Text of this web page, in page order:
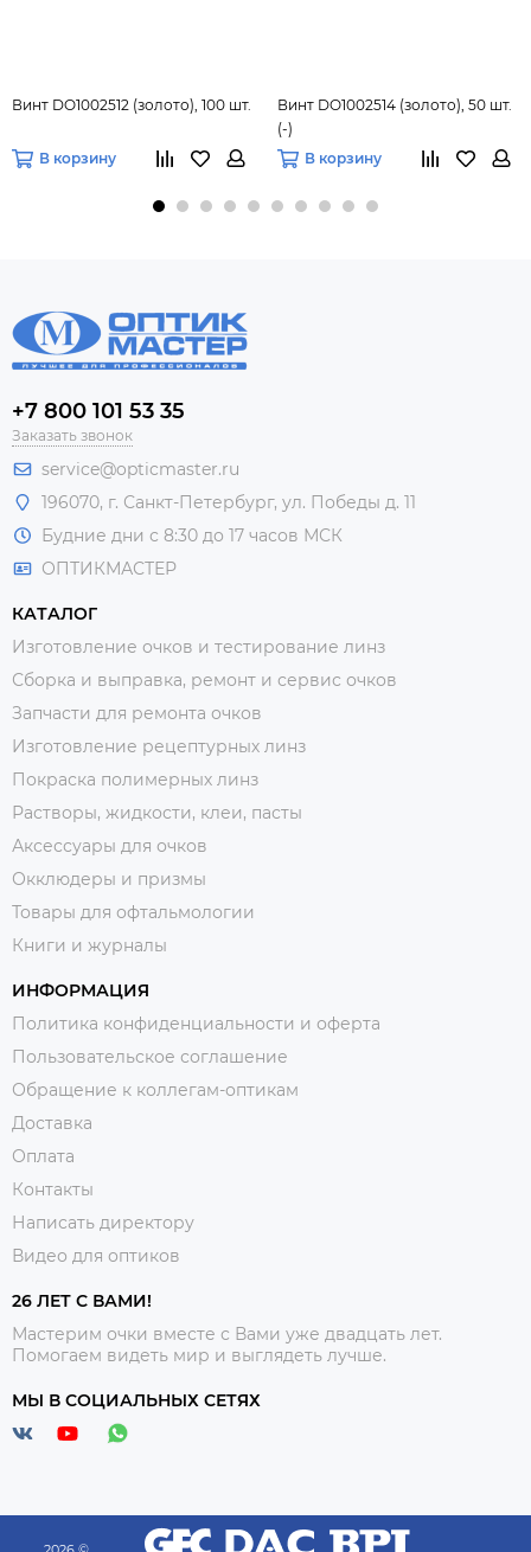
Винт DO1002512 (золото), 100 шт.
В корзину
Винт DO1002514 (золото), 50 шт.
(-)
В корзину
+7 800 101 53 35
Заказать звонок
service@opticmaster.ru
196070, г. Санкт-Петербург, ул. Победы д. 11
Будние дни с 8:30 до 17 часов МСК
ОПТИКМАСТЕР
КАТАЛОГ
Изготовление очков и тестирование линз
Сборка и выправка, ремонт и сервис очков
Запчасти для ремонта очков
Изготовление рецептурных линз
Покраска полимерных линз
Растворы, жидкости, клеи, пасты
Аксессуары для очков
Окклюдеры и призмы
Товары для офтальмологии
Книги и журналы
ИНФОРМАЦИЯ
Политика конфиденциальности и оферта
Пользовательское соглашение
Обращение к коллегам-оптикам
Доставка
Оплата
Контакты
Написать директору
Видео для оптиков
26 ЛЕТ С ВАМИ!
Мастерим очки вместе с Вами уже двадцать лет.
Помогаем видеть мир и выглядеть лучше.
МЫ В СОЦИАЛЬНЫХ СЕТЯХ